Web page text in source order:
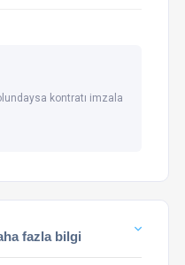
kontratı imzala
fazla bilgi